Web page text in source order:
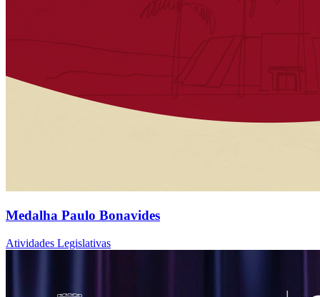
Medalha Paulo Bonavides
Atividades Legislativas